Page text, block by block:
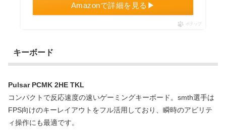
Amazonで詳細を見る▶
ポチップ
キーボード
Pulsar PCMK 2HE TKL
コンパクトで反応速度の速いゲーミングキーボード。smth選手は
FPS向けのキーレイアウトをフル活用しており、瞬時のアビリテ
ィ操作にも最適です。